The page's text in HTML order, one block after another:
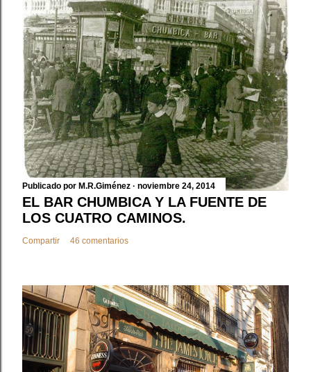
c
a
r
u
n
c
o
m
e
n
t
a
r
i
o
Publicado por M.R.Giménez noviembre 24, 2014
EL BAR CHUMBICA Y LA FUENTE DE
LOS CUATRO CAMINOS.
Compartir 46 comentarios